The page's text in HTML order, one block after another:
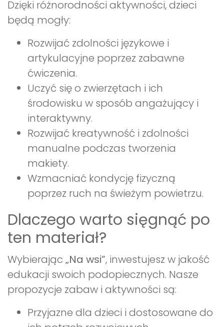
Dzięki różnorodności aktywności, dzieci
będą mogły:
Rozwijać zdolności językowe i
artykulacyjne poprzez zabawne
ćwiczenia.
Uczyć się o zwierzętach i ich
środowisku w sposób angażujący i
interaktywny.
Rozwijać kreatywność i zdolności
manualne podczas tworzenia
makiety.
Wzmacniać kondycję fizyczną
poprzez ruch na świeżym powietrzu.
Dlaczego warto sięgnąć po
ten materiał?
Wybierając „Na wsi”, inwestujesz w jakość
edukacji swoich podopiecznych. Nasze
propozycje zabaw i aktywności są:
Przyjazne dla dzieci i dostosowane do